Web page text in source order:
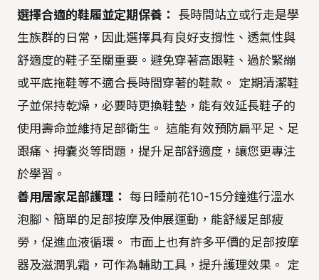
選擇合適的鞋履並定期保養：
長時間站立或行走是學
生族群的日常，因此選擇具有良好支撐性、透氣性與
舒適度的鞋子至關重要。避免穿著高跟鞋、過於緊繃
或平底拖鞋等不適合長時間穿著的鞋款。 定期清潔鞋
子並保持乾燥，必要時更換鞋墊，能有效延長鞋子的
使用壽命並維持足部衛生。 這能有效預防扁平足、足
跟痛、拇囊炎等問題，提升足部舒適度，讓您更專注
於學習。
善用居家足部護理： 每日睡前花10-15分鐘進行溫水
泡腳、簡單的足部按摩及伸展運動，能舒緩足部疲
勞，促進血液循環。 市面上也有許多平價的足部按摩
器及滋潤乳霜，可作為輔助工具，提升護理效果。 定